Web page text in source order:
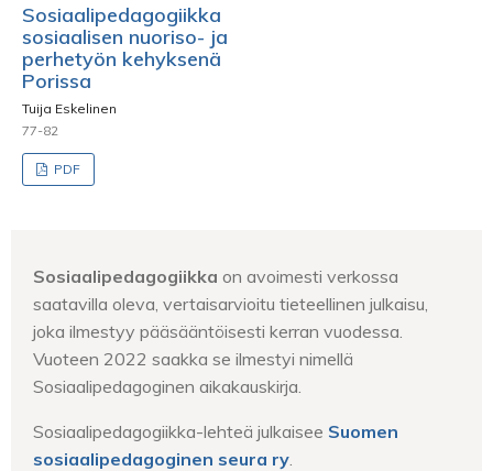
Sosiaalipedagogiikka
sosiaalisen nuoriso- ja
perhetyön kehyksenä
Porissa
Tuija Eskelinen
77-82
PDF
Sosiaalipedagogiikka on avoimesti verkossa
saatavilla oleva, vertaisarvioitu tieteellinen julkaisu,
joka ilmestyy pääsääntöisesti kerran vuodessa.
Vuoteen 2022 saakka se ilmestyi nimellä
Sosiaalipedagoginen aikakauskirja.
Sosiaalipedagogiikka-lehteä julkaisee Suomen
sosiaalipedagoginen seura ry.